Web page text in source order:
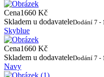
Cena1660 Kč
Skladem u dodavateleDodání 7 -
Skyblue
Cena1660 Kč
Skladem u dodavateleDodání 7 -
Navy